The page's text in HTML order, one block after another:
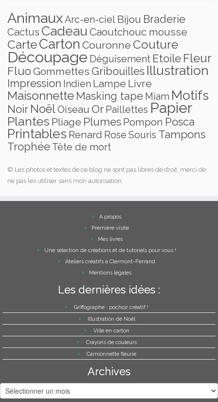
AnimauxArc-en-ciel Bijou Braderie
Cactus Cadeau Caoutchouc mousse
CarteCarton Couronne Couture
Découpage Déguisement Etoile Fleur
Fluo Gommettes Gribouilles Illustration
Impression Indien Lampe Livre
Maisonnette Masking tape Miam Motifs
Noir NoëlOiseau Or Paillettes Papier
Plantes Pliage Plumes Pompon Posca
Printables Renard Rose Souris Tampons
Trophée Tête de mort
© Les photos et textes de ce blog ne sont pas libres de droit, merci de
ne pas les utiliser sans mon autorisation.
A propos
Première visite
Mes livres
Une sélection de créations et de tutoriels pour vous !
Ateliers créatifs à Clermont-Ferrand
Mentions légales
Les dernières idées :
Griffographe : pochoir créatif !
Illustration de Noël
Ville en carton
Crayons de couleurs
Camionnette fleurie
Archives
Archives